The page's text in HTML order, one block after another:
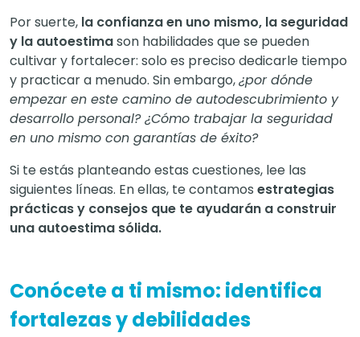
Por suerte, la confianza en uno mismo, la seguridad
y la autoestimason habilidades que se pueden
cultivar y fortalecer: solo es preciso dedicarle tiempo
y practicar a menudo. Sin embargo,¿por dónde
empezar en este camino de autodescubrimiento y
desarrollo personal? ¿Cómo trabajar la seguridad
en uno mismo con garantías de éxito?
Si te estás planteando estas cuestiones, lee las
siguientes líneas. En ellas, te contamos estrategias
prácticas y consejos que te ayudarán a construir
una autoestima sólida.
Conócete a ti mismo: identifica
fortalezas y debilidades